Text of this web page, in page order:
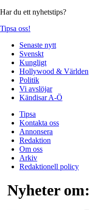
Har du ett nyhetstips?
Tipsa oss!
Senaste nytt
Svenskt
Kungligt
Hollywood & Världen
Politik
Vi avslöjar
Kändisar A-Ö
Tipsa
Kontakta oss
Annonsera
Redaktion
Om oss
Arkiv
Redaktionell policy
Nyheter om: